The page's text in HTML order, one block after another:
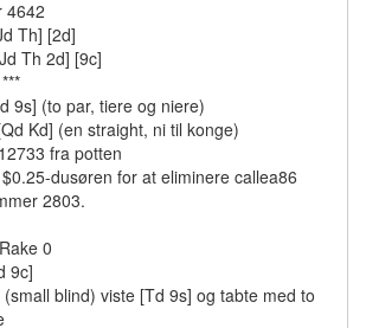
4642
Th] [2d]
Th 2d] [9c]
9s] (to par, tiere og niere)
Kd] (en straight, ni til konge)
fra potten
dusøren for at eliminere callea86
2803.
0
9c]
blind) viste [Td 9s] og tabte med to